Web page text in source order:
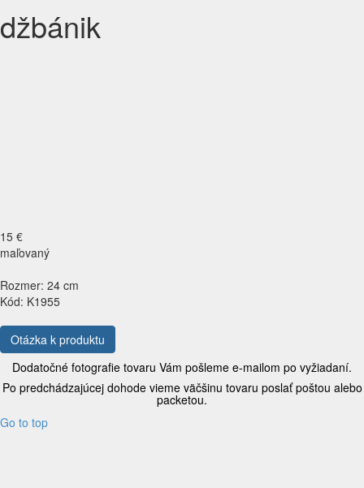
džbánik
15 €
maľovaný
Rozmer: 24 cm
Kód: K1955
Otázka k produktu
Dodatočné fotografie tovaru Vám pošleme e-mailom po vyžiadaní.
Po predchádzajúcej dohode vieme väčšinu tovaru poslať poštou alebo
packetou.
Go to top